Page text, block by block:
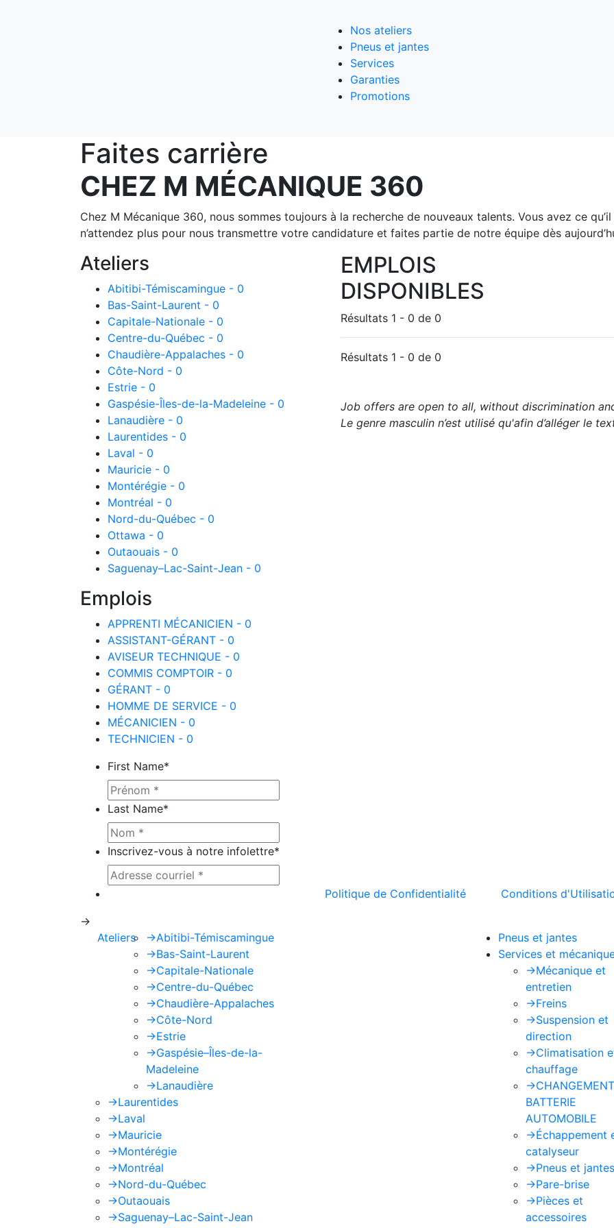
Nos ateliers
Pneus et jantes
Services
Garanties
Promotions
Faites carrière
CHEZ M MÉCANIQUE 360
Chez M Mécanique 360, nous sommes toujours à la recherche de nouveaux talents. Vous avez ce
n’attendez plus pour nous transmettre votre candidature et faites partie de notre équipe dès
Ateliers
Abitibi-Témiscamingue - 0
Bas-Saint-Laurent - 0
Capitale-Nationale - 0
Centre-du-Québec - 0
Chaudière-Appalaches - 0
Côte-Nord - 0
Estrie - 0
Gaspésie-Îles-de-la-Madeleine - 0
Lanaudière - 0
Laurentides - 0
Laval - 0
Mauricie - 0
Montérégie - 0
Montréal - 0
Nord-du-Québec - 0
Ottawa - 0
Outaouais - 0
Saguenay–Lac-Saint-Jean - 0
Emplois
APPRENTI MÉCANICIEN - 0
ASSISTANT-GÉRANT - 0
AVISEUR TECHNIQUE - 0
COMMIS COMPTOIR - 0
GÉRANT - 0
HOMME DE SERVICE - 0
MÉCANICIEN - 0
TECHNICIEN - 0
EMPLOIS
DISPONIBLES
Résultats 1 - 0 de 0
Résultats 1 - 0 de 0
Job offers are open to all, without discrimination
Le genre masculin n’est utilisé qu'afin d’alléger le
First Name*
Last Name*
Inscrivez-vous à notre infolettre*
Politique de Confidentialité Conditions
->
Ateliers
->Abitibi-Témiscamingue
->Bas-Saint-Laurent
->Capitale-Nationale
->Centre-du-Québec
->Chaudière-Appalaches
->Côte-Nord
->Estrie
->Gaspésie–Îles-de-la-
Madeleine
->Lanaudière
->Laurentides
->Laval
->Mauricie
->Montérégie
->Montréal
->Nord-du-Québec
->Outaouais
->Saguenay–Lac-Saint-Jean
Pneus et jantes
Services et
->Mécanique et
entretien
->Freins
->Suspension et
direction
->Climatisation
chauffage
->
BATTERIE
AUTOMOBILE
->Échappement
catalyseur
->Pneus et jantes
->Pare-brise
->Pièces et
accessoires